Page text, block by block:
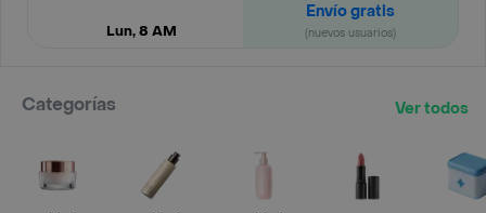
Lun, 8 AM
Envío gratis
(nuevos usuarios)
Categorías Ver todos